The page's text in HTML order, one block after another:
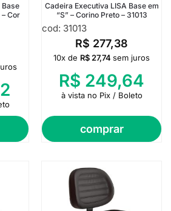
Base
Cor
Cadeira Executiva LISA Base em
“S” – Corino Preto – 31013
cod: 31013
R$ 277,38
comprar
10x de R$ 27,74 sem juros
R$ 249,64
à vista no Pix / Boleto